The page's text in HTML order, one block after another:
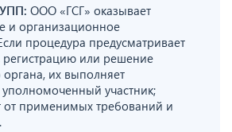
ООО «ГСГ» оказывает
и организационное
процедура предусматривает
регистрацию или решение
органа, их выполняет
участник;
от применимых требований и